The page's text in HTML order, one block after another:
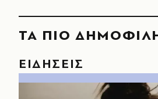
ΤΑ ΠΙΟ
ΕΙΔΗΣΕΙΣ